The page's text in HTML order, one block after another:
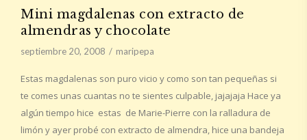
Mini magdalenas con extracto de
almendras y chocolate
septiembre 20, 2008 maripepa
Estas magdalenas son puro vicio y como son tan pequeñas si
te comes unas cuantas no te sientes culpable, jajajaja Hace ya
algún tiempo hice estas de Marie-Pierre con la ralladura de
limón y ayer probé con extracto de almendra, hice una bandeja